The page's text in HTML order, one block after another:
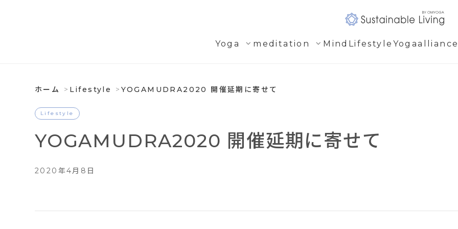
Yoga expand_more meditation expand_more Mind Lifestyle Yogaalliance
ホーム Lifestyle YOGAMUDRA2020 開催延期に寄せて
Lifestyle
YOGAMUDRA2020 開催延期に寄せて
2020年4月8日